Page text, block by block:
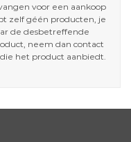
voor een aankoop
zelf géén producten, je
de desbetreffende
neem dan contact
het product aanbiedt.